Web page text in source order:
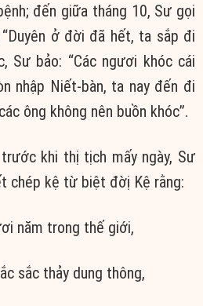
đến giữa tháng 10, Sư gọi
ở đời đã hết, ta sắp đi
Sư bảo: “Các ngươi khóc cái
nhập Niết-bàn, ta nay đến đi
ông không nên buồn khóc”.
khi thị tịch mấy ngày, Sư
chép kệ từ biệt đờị Kệ rằng:
năm trong thế giới,
sắc thảy dung thông,